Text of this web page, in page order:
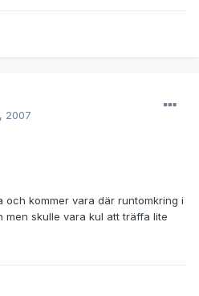
2007
och kommer vara där runtomkring i
men skulle vara kul att träffa lite